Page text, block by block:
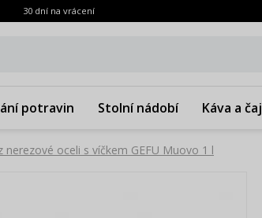
30 dní na vrácení
potravin Stolní nádobí Káva a čaj
nerezové oceli s víčkem GEFU Muovo 1 l